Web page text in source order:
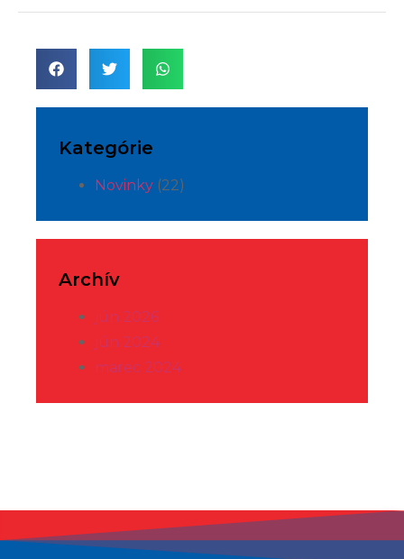
Kategórie
Novinky (22)
Archív
jún 2026
jún 2024
marec 2024